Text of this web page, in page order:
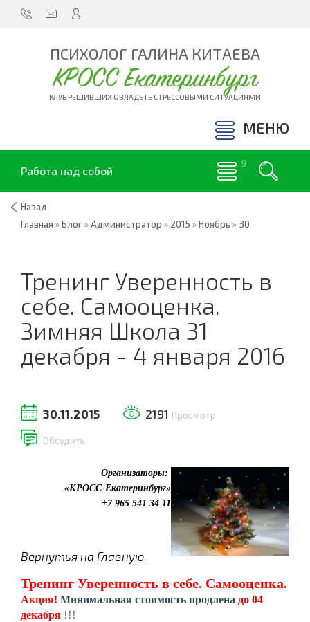
ПСИХОЛОГ ГАЛИНА КИТАЕВА
КРОСС Екатеринбург
КЛУБ РЕШИВШИХ ОВЛАДЕТЬ СТРЕССОВЫМИ СИТУАЦИЯМИ
МЕНЮ
Работа над собой
Назад
Главная »Блог»Администратор » 2015 »Ноябрь » 30
Тренинг Уверенность в
себе. Самооценка.
Зимняя Школа 31
декабря - 4 января 2016
30.11.2015 2191 Просмотр
Обсудить
Организаторы:
«КРОСС-Екатеринбург»
+7 965 541 34 11
Вернутья на Главную
Тренинг Уверенность в себе. Самооценка.
Акция! Минимальная стоимость продлена до 04
декабря !!!